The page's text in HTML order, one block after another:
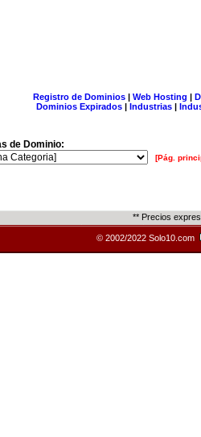
Registro de Dominios| Web Hosting |
Dominios Expirados | Industrias |
de Dominio:
[Pág.
** Precios
© 2002/2022 Solo10.com